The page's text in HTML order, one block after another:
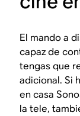
El mando a
capaz de
tengas que
adicional. Si
en casa
la tele,